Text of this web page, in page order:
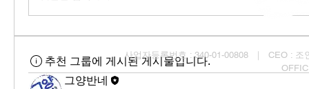
추천 그룹에 게시된 게시물입니다.
그양반네
사업자등록번호 : 340-01-00808 ｜ CEO :